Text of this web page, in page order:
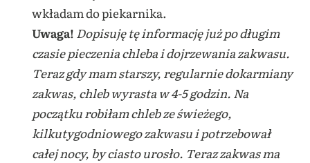
wkładam do piekarnika.
Uwaga! Dopisuję tę informację już po długim
czasie pieczenia chleba i dojrzewania zakwasu.
Teraz gdy mam starszy, regularnie dokarmiany
zakwas, chleb wyrasta w 4-5 godzin. Na
początku robiłam chleb ze świeżego,
kilkutygodniowego zakwasu i potrzebował
całej nocy, by ciasto urosło. Teraz zakwas ma